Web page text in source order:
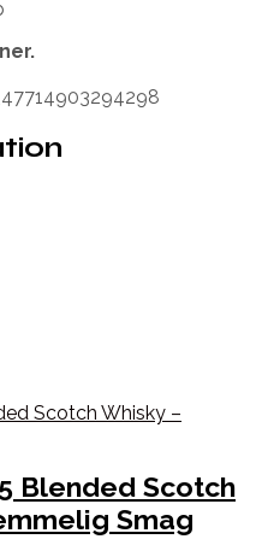
Blended Scotch
Smag